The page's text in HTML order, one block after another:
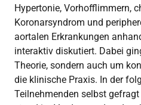
Hypertonie, Vorhofflimmern,
Koronarsyndrom und
aortalen Erkrankungen
interaktiv diskutiert. Dabei
Theorie, sondern auch um
die klinische Praxis. In der
Teilnehmenden selbst